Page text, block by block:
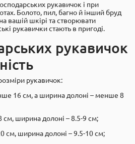
рукавичок і при
Болото, пил, багно й інший бруд
вашій шкірі та створювати
рукавички стають в пригоді.
рукавичок
рукавичок:
16 см, а ширина долоні – менше 8
см, ширина долоні – 8.5-9 см;
см, ширина долоні – 9.5-10 см;